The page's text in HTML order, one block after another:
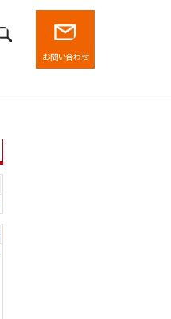
お問い合わせ